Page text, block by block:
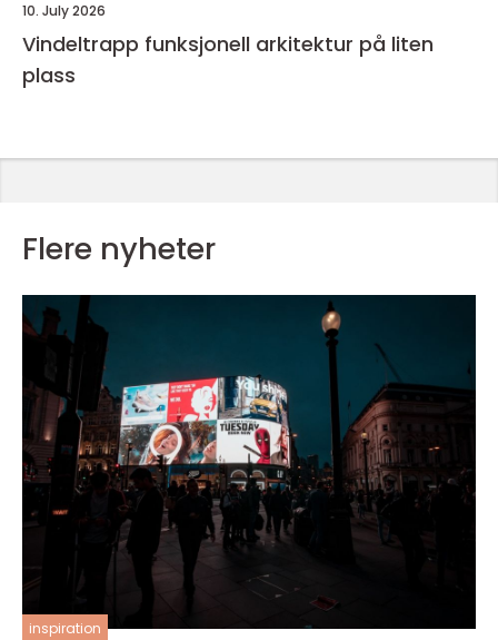
10. July 2026
Vindeltrapp funksjonell arkitektur på liten
plass
Flere nyheter
inspiration